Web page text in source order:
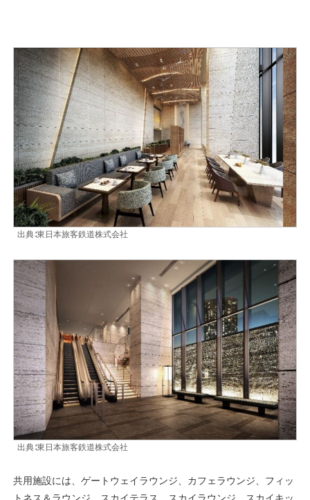
出典∶東日本旅客鉄道株式会社
出典∶東日本旅客鉄道株式会社
共用施設には、ゲートウェイラウンジ、カフェラウンジ、フィッ